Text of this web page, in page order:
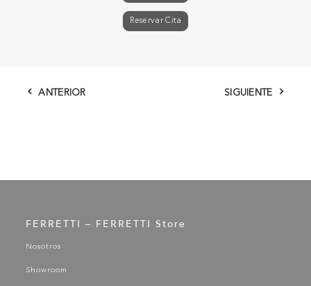
Reservar Cita
ANTERIOR SIGUIENTE
FERRETTI – FERRETTI Store
Nosotros
Showroom